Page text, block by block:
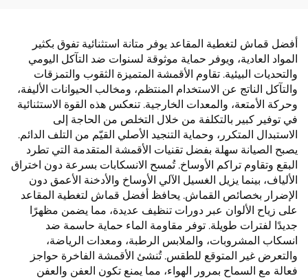
أفضل قماش لتغطية المقاعد يوفر متانة استثنائية تفوق بكثير
المواد العادية، ويوفر حماية موثوقة لسنوات ضد التآكل اليومي
والتحديات البيئية. تقاوم الأقمشة المتميزة الثقوب والتمزقات
والتآكل الناتج عن الاستخدام المنتظم، ومخالب الحيوانات الأليفة،
وحركة الأمتعة، والمعدات الخارجية. تنعكس هذه القوة الاستثنائية
في توفير كبير بالتكلفة من خلال التخلص من الحاجة إلى
الاستبدال المتكرر، وحماية التنجيد الأصلي القيّم من التلف الدائم.
يصبح الصيانة سهلة بفضل تقنيات الأقمشة المتقدمة التي تطرد
البقع وتقاوم تراكم الأوساخ. تُمسح الانسكابات بسرعة دون اختراق
الألياف، بينما يزيل الغسيل الآلي الأوساخ والأدخنة الأعمق دون
الإضرار بخصائص القماش. يحافظ أفضل قماش لتغطية المقاعد
على زياح الألوان عبر دورات تنظيف عديدة، مما يضمن مظهرًا
جديدًا لفترات طويلة. توفر مقاومة الماء حماية حاسمة ضد
انسكاب المشروبات، والملابس الرطبة، ومعدات الرياضة،
والتعرض غير المتوقع للطقس. تُنشئ الأقمشة الفاخرة حواجز
فعالة مع السماح بمرور الهواء، مما يمنع تكون العفن والعفن